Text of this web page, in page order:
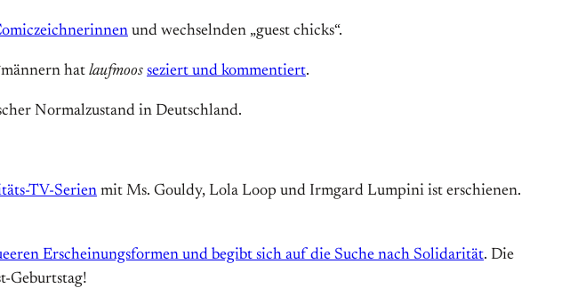
und wechselnden „guest chicks“.
hat laufmoos seziert und kommentiert.
Normalzustand in Deutschland.
TV-Serien mit Ms. Gouldy, Lola Loop und Irmgard Lumpini ist erschienen.
Erscheinungsformen und begibt sich auf die Suche nach Solidarität. Die
Geburtstag!